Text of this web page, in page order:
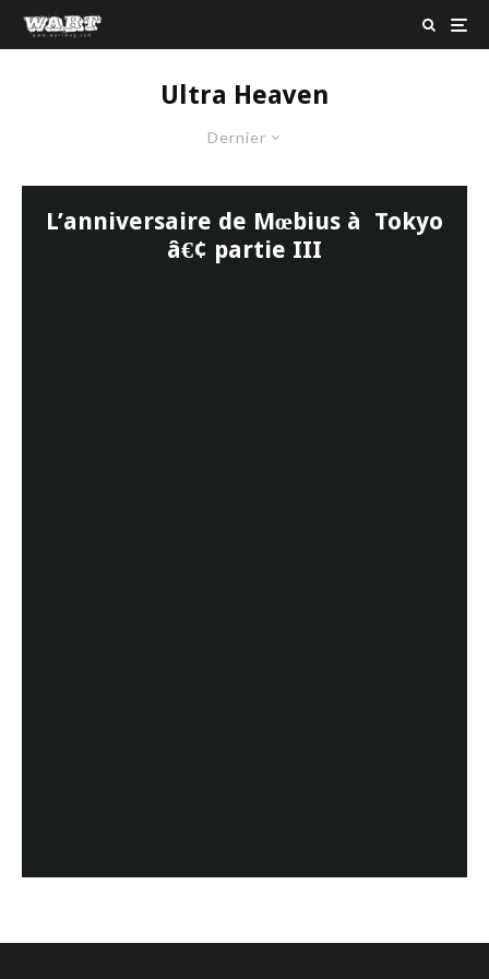
Ultra Heaven
Dernier
L’anniversaire de Mœbius à Tokyo
â€¢ partie III